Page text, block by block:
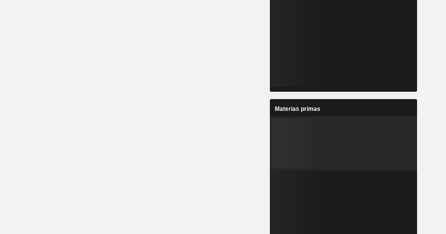
Materias primas